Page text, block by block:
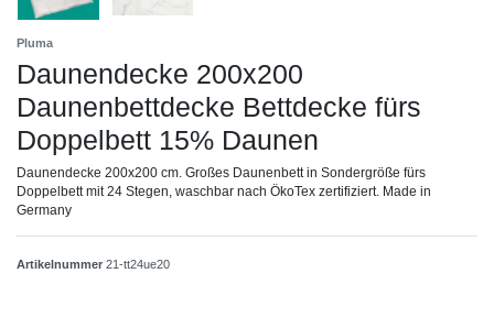
Pluma
Daunendecke 200x200
Daunenbettdecke Bettdecke fürs
Doppelbett 15% Daunen
Daunendecke 200x200 cm. Großes Daunenbett in Sondergröße fürs
Doppelbett mit 24 Stegen, waschbar nach ÖkoTex zertifiziert. Made in
Germany
Artikelnummer 21-tt24ue20